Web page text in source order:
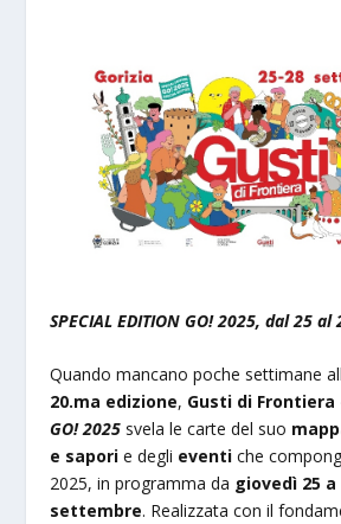
SPECIAL EDITION GO! 2025, dal 25
Quando mancano poche settimane
20.ma edizione, Gusti di
GO! 2025 svela le carte del suo
e sapori e degli eventi che
2025, in programma da giovedì 25
settembre. Realizzata con il